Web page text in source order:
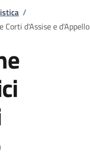
/
Corti d'Assise e d'Appello